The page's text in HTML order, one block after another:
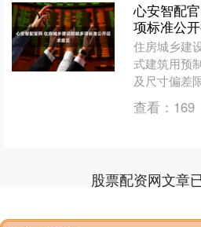
心安智配
项标准公
住房城乡建
式建筑用预
及尺寸偏差
拌自密实混
见稿）》，
查看： 169
股票配资网文章